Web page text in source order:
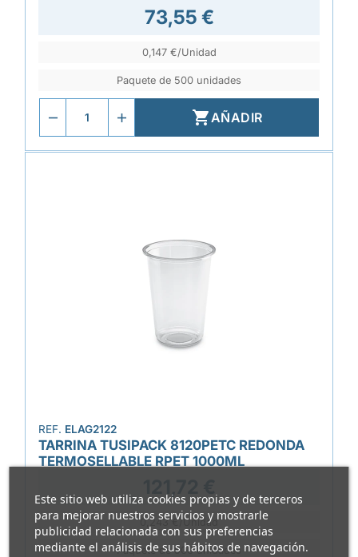
Este sitio web utiliza cookies propias y de terceros
para mejorar nuestros servicios y mostrarle
publicidad relacionada con sus preferencias
mediante el análisis de sus hábitos de navegación.
73,55 €
0,147 €/Unidad
Paquete de 500 unidades
AÑADIR
REF. ELAG2122
TARRINA TUSIPACK 8120PETC REDONDA
TERMOSELLABLE RPET 1000ML
0,243 €/Unidad
Paquete de 500 unidades